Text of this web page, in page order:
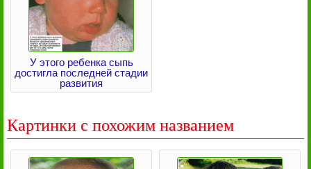
У этого ребенка сыпь
достигла последней стадии
развития
Картинки с похожим названием